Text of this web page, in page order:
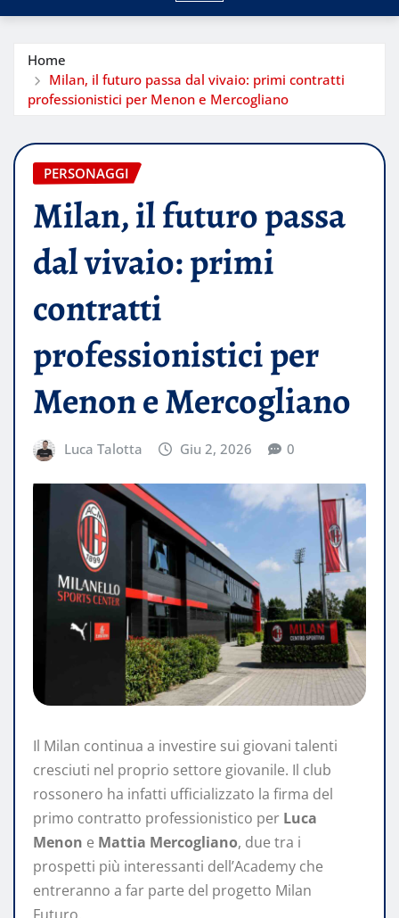
Home
Milan, il futuro passa dal vivaio: primi contratti
professionistici per Menon e Mercogliano
PERSONAGGI
Milan, il futuro passa
dal vivaio: primi
contratti
professionistici per
Menon e Mercogliano
Luca Talotta Giu 2, 2026 0
Il Milan continua a investire sui giovani talenti
cresciuti nel proprio settore giovanile. Il club
rossonero ha infatti ufficializzato la firma del
primo contratto professionistico per Luca
Menon e Mattia Mercogliano, due tra i
prospetti più interessanti dell’Academy che
entreranno a far parte del progetto Milan